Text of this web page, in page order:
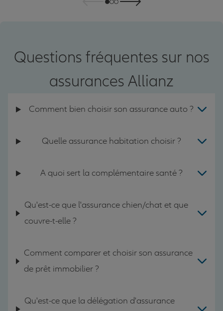
Questions fréquentes sur nos
assurances Allianz
Comment bien choisir son assurance auto ?
Quelle assurance habitation choisir ?
A quoi sert la complémentaire santé ?
Qu'est-ce que l'assurance chien/chat et que
couvre-t-elle ?
Comment comparer et choisir son assurance
de prêt immobilier ?
Qu'est-ce que la délégation d'assurance